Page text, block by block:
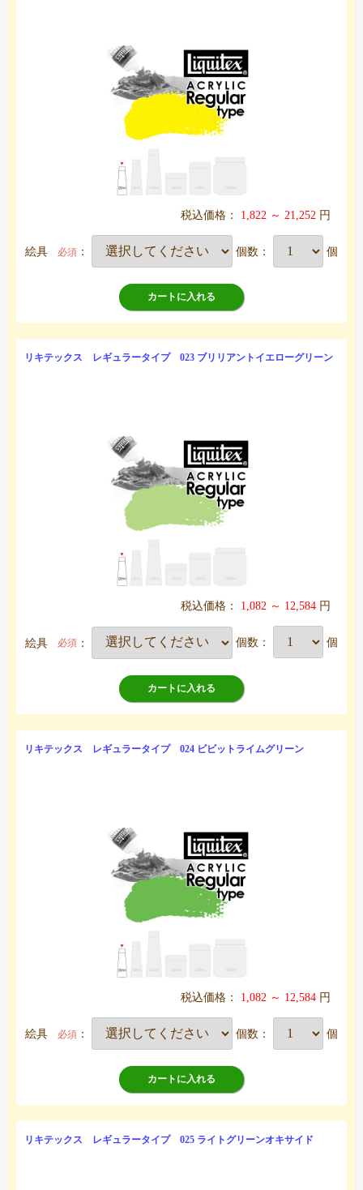
税込価格： 1,822 ～ 21,252 円
絵具 必須 ： 個数： 個
カートに入れる
リキテックス レギュラータイプ 023 ブリリアントイエローグリーン
税込価格： 1,082 ～ 12,584 円
絵具 必須 ： 個数： 個
カートに入れる
リキテックス レギュラータイプ 024 ビビットライムグリーン
税込価格： 1,082 ～ 12,584 円
絵具 必須 ： 個数： 個
カートに入れる
リキテックス レギュラータイプ 025 ライトグリーンオキサイド